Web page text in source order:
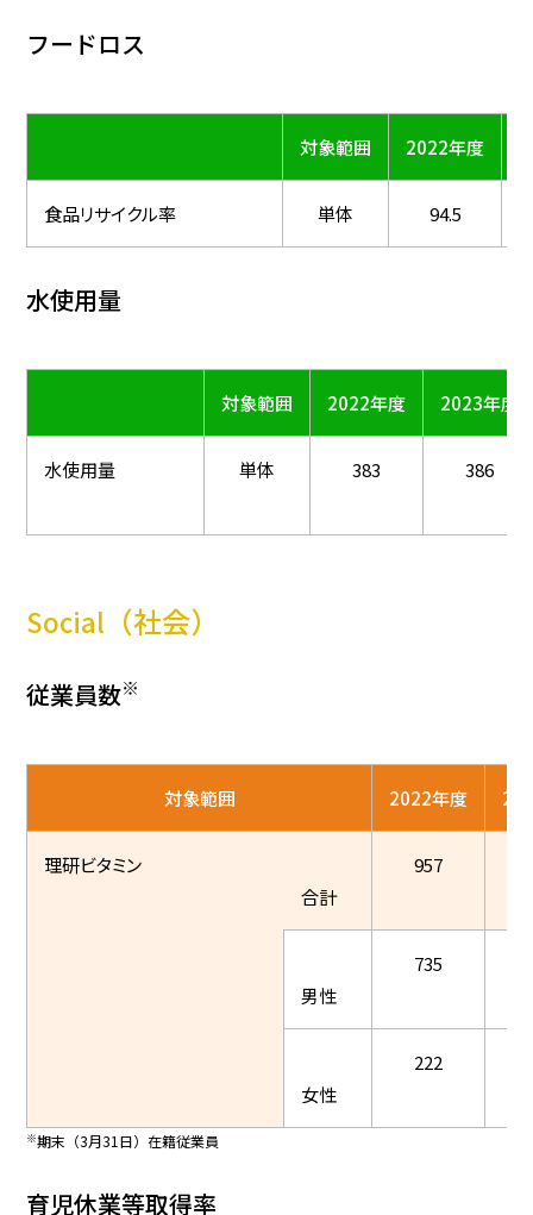
フードロス
対象範囲 2022年度
食品リサイクル率 単体 94.5
水使用量
対象範囲
2022年度 2023年度
水使用量 単体 383 386
Social （社会）
従業員数※
対象範囲 2022年度
理研ビタミン
合計
957
男性
735
女性
222
※期末（3月31日）在籍従業員
育児休業等取得率